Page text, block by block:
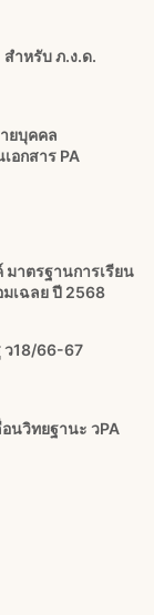
ำหรับ ภ.ง.ด.
ยบุคคล
อกสาร PA
าตรฐานการเรียน
เฉลย ปี 2568
ว18/66-67
นวิทยฐานะ วPA